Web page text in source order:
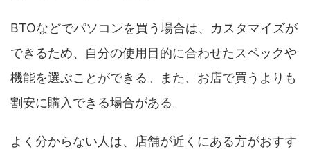
BTOなどでパソコンを買う場合は、カスタマイズが
できるため、自分の使用目的に合わせたスペックや
機能を選ぶことができる。また、お店で買うよりも
割安に購入できる場合がある。
よく分からない人は、店舗が近くにある方がおすす